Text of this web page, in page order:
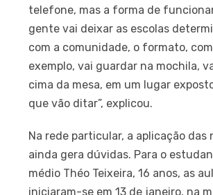
telefone, mas a forma de
gente vai deixar as escolas
com a comunidade, o formato,
exemplo, vai guardar na mochila,
cima da mesa, em um lugar
que vão ditar”, explicou.
Na rede particular, a aplicação das
ainda gera dúvidas. Para o
médio Théo Teixeira, 16 anos, as
iniciaram-se em 13 de janeiro, na